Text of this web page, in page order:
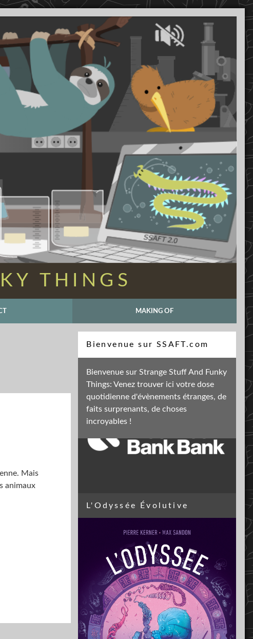
THINGS
MAKING OF
Mais
animaux
Bienvenue sur SSAFT.com
Bienvenue sur Strange Stuff And Funky
Things: Venez trouver ici votre dose
quotidienne d'évènements étranges, de
faits surprenants, de choses
incroyables !
Recherche
Soutenez mon activité
L'Odyssée Évolutive